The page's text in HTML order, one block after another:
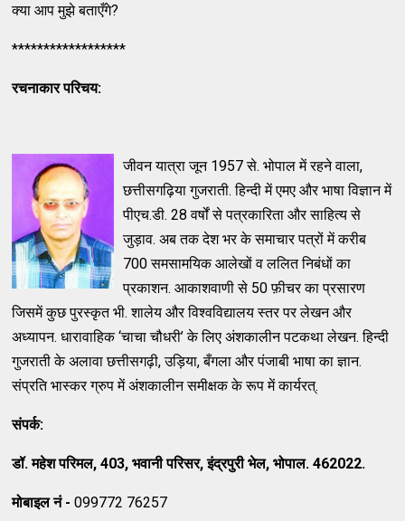
क्या आप मुझे बताएँगे?
******************
रचनाकार परिचय:
जीवन यात्रा जून 1957 से. भोपाल में रहने वाला,
छत्तीसगढ़िया गुजराती. हिन्दी में एमए और भाषा विज्ञान में
पीएच.डी. 28 वर्षों से पत्रकारिता और साहित्य से
जुड़ाव. अब तक देश भर के समाचार पत्रों में करीब
700 समसामयिक आलेखों व ललित निबंधों का
प्रकाशन. आकाशवाणी से 50 फ़ीचर का प्रसारण
जिसमें कुछ पुरस्कृत भी. शालेय और विश्वविद्यालय स्तर पर लेखन और
अध्यापन. धारावाहिक ‘चाचा चौधरी’ के लिए अंशकालीन पटकथा लेखन. हिन्दी
गुजराती के अलावा छत्तीसगढ़ी, उड़िया, बँगला और पंजाबी भाषा का ज्ञान.
संप्रति भास्कर ग्रुप में अंशकालीन समीक्षक के रूप में कार्यरत्.
संपर्क:
डॉ. महेश परिमल,403, भवानी परिसर, इंद्रपुरी भेल, भोपाल.462022.
मोबाइल नं -099772 76257